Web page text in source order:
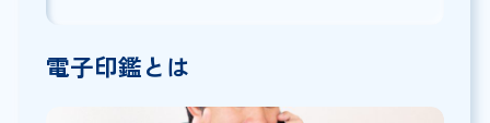
電子印鑑とは